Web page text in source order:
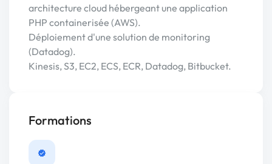
architecture cloud hébergeant une application
PHP containerisée (AWS).
Déploiement d'une solution de monitoring
(Datadog).
Kinesis, S3, EC2, ECS, ECR, Datadog, Bitbucket.
Formations